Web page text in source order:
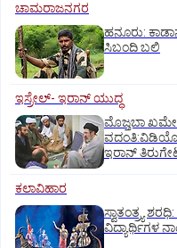
ಚಾಮರಾಜನಗರ
ಹನೂರು:
ಸಿಬಂದಿ ಬಲಿ
ಇಸ್ರೇಲ್- ಇರಾನ್‌ ಯುದ್ಧ
ಮೊಜ್ತಬಾ
ಇರಾನ್‌
ಕಲಾವಿಹಾರ
ಸ್ವಾತಂತ್ರ್ಯ
ವಿದ್ಯಾರ್ಥಿಗಳ